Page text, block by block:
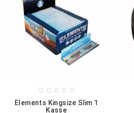
    
Elements Kingsize Slim 1
Kasse